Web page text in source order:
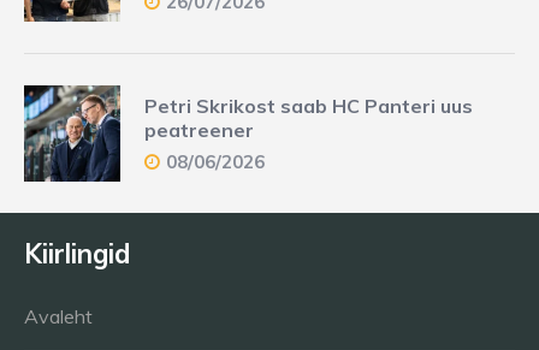
Petri Skrikost saab HC Panteri uus
peatreener
08/06/2026
Kiirlingid
Avaleht